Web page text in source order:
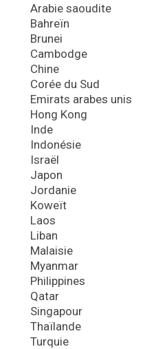
Arabie saoudite
Bahreïn
Brunei
Cambodge
Chine
Corée du Sud
Emirats arabes unis
Hong Kong
Inde
Indonésie
Israël
Japon
Jordanie
Koweït
Laos
Liban
Malaisie
Myanmar
Philippines
Qatar
Singapour
Thaïlande
Turquie